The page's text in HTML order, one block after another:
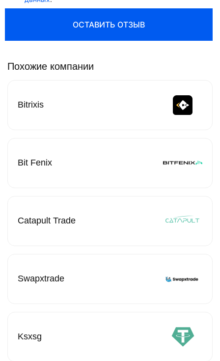
ОСТАВИТЬ ОТЗЫВ
Похожие компании
Bitrixis
Bit Fenix
Catapult Trade
Swapxtrade
Ksxsg